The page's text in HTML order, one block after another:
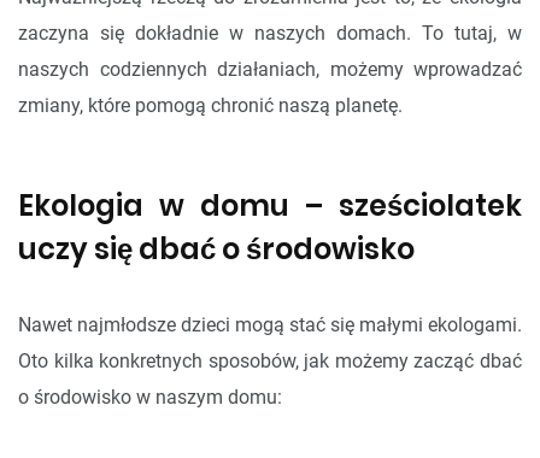
zaczyna się dokładnie w naszych domach. To tutaj, w
naszych codziennych działaniach, możemy wprowadzać
zmiany, które pomogą chronić naszą planetę.
Ekologia w domu – sześciolatek
uczy się dbać o środowisko
Nawet najmłodsze dzieci mogą stać się małymi ekologami.
Oto kilka konkretnych sposobów, jak możemy zacząć dbać
o środowisko w naszym domu: